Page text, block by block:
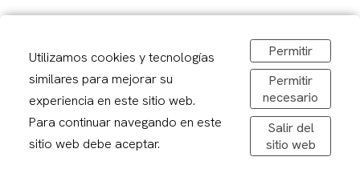
Carrer Alcalde Porqueres, 2, Lleida
973 241878
sirerafoto@gmail.com
Obrir a Google Maps
De dilluns a divendres: 08,30-20,00h
Dissabtes: 09:00 – 13:00
Utilizamos cookies y tecnologías
similares para mejorar su
experiencia en este sitio web.
Para continuar navegando en este
sitio web debe aceptar.
Permitir
Permitir
necesario
Salir del
sitio web